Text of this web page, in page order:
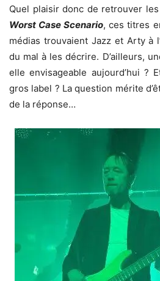
Quel plaisir donc de retrouver
Worst Case Scenario, ces titres
médias trouvaient Jazz et Arty à
du mal à les décrire. D’ailleurs,
elle envisageable aujourd’hui ?
gros label ? La question mérite
de la réponse…